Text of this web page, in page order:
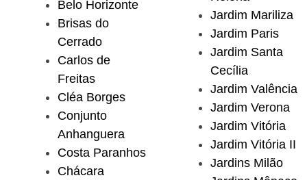
Belo Horizonte
Brisas do
Cerrado
Carlos de
Freitas
Cléa Borges
Conjunto
Anhanguera
Costa Paranhos
Chácara
Jardim Mariliza
Jardim Paris
Jardim Santa
Cecília
Jardim Valência
Jardim Verona
Jardim Vitória
Jardim Vitória II
Jardins Milão